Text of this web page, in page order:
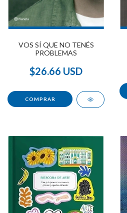
VOS SÍ QUE NO TENÉS
PROBLEMAS
$26.66 USD